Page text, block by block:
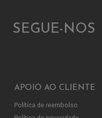
SEGUE-NOS
APOIO AO CLIENTE
Política de reembolso